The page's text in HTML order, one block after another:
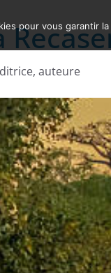
auteure
pour vous garantir